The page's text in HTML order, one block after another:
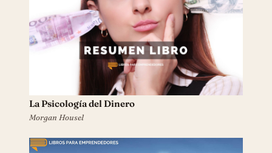
La Psicología del Dinero
Morgan Housel